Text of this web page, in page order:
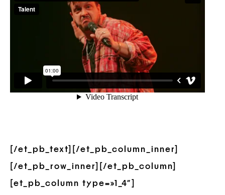
[/et_pb_text][/et_pb_column_inner]
[/et_pb_row_inner][/et_pb_column]
[et_pb_column type=»1_4″]